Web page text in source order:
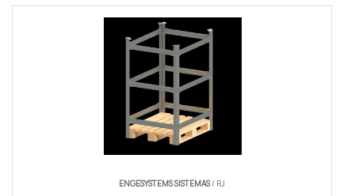
ENGESYSTEMS SISTEMAS/ RJ